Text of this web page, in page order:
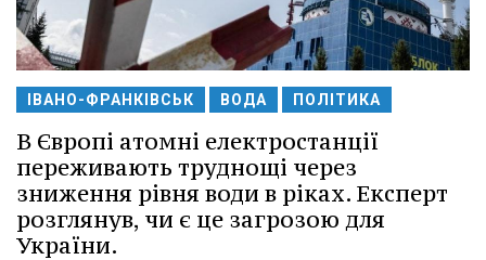
ІВАНО-ФРАНКІВСЬК ВОДА ПОЛІТИКА
В Європі атомні електростанції
переживають труднощі через
зниження рівня води в ріках. Експерт
розглянув, чи є це загрозою для
України.